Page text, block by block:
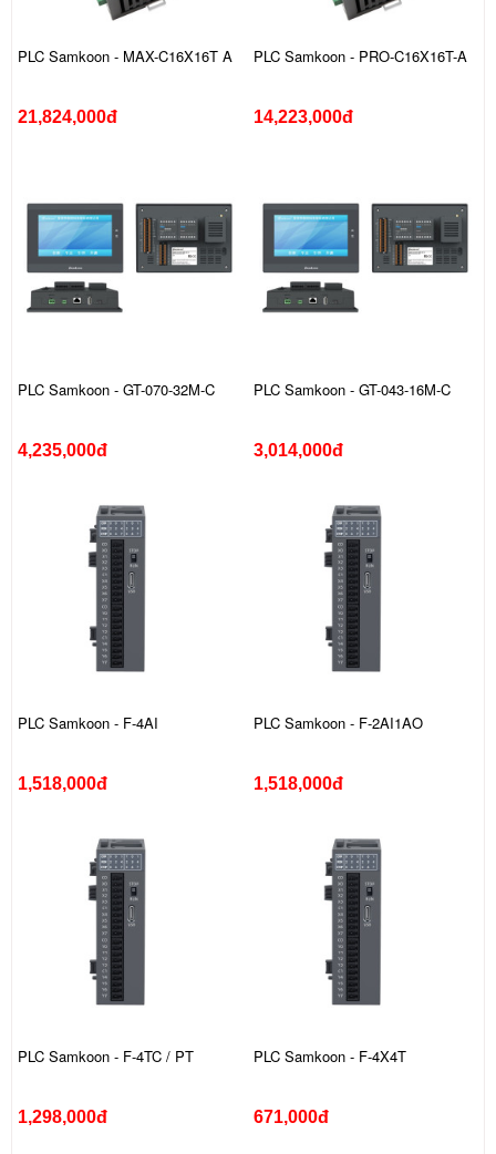
PLC Samkoon - MAX-C16X16T A
21,824,000đ
PLC Samkoon - PRO-C16X16T-A
14,223,000đ
PLC Samkoon - GT-070-32M-C
4,235,000đ
PLC Samkoon - GT-043-16M-C
3,014,000đ
PLC Samkoon - F-4AI
1,518,000đ
PLC Samkoon - F-2AI1AO
1,518,000đ
PLC Samkoon - F-4TC / PT
1,298,000đ
PLC Samkoon - F-4X4T
671,000đ